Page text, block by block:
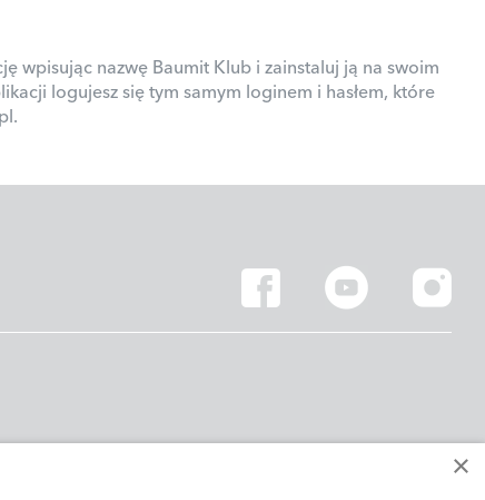
wpisując nazwę Baumit Klub i zainstaluj ją na swoim
logujesz się tym samym loginem i hasłem, które
×